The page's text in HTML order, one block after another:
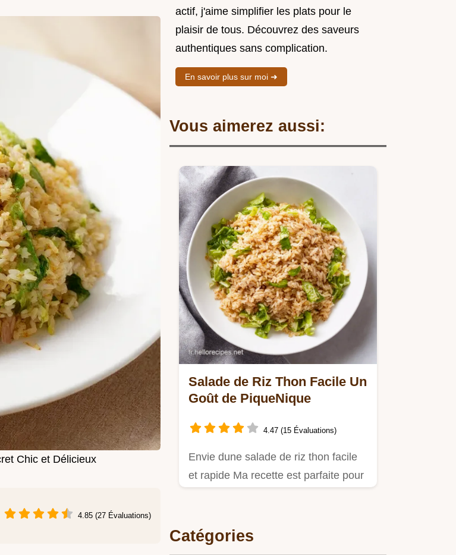
Chic et Délicieux
4.85 (27 Évaluations)
actif, j'aime simplifier les plats pour le
plaisir de tous. Découvrez des saveurs
authentiques sans complication.
En savoir plus sur moi ➜
Vous aimerez aussi:
Salade de Riz Thon Facile Un
Goût de PiqueNique
4.47 (15 Évaluations)
Envie dune salade de riz thon facile
et rapide Ma recette est parfaite pour
Catégories